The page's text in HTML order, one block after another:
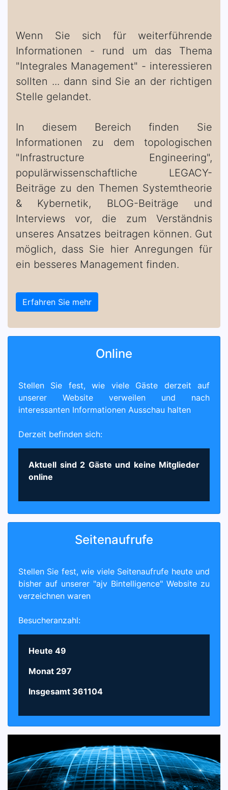
Wenn Sie sich für weiterführende
Informationen - rund um das Thema
"Integrales Management" - interessieren
sollten ... dann sind Sie an der richtigen
Stelle gelandet.
In diesem Bereich finden Sie
Informationen zu dem topologischen
"Infrastructure Engineering",
populärwissenschaftliche LEGACY-
Beiträge zu den Themen Systemtheorie
& Kybernetik, BLOG-Beiträge und
Interviews vor, die zum Verständnis
unseres Ansatzes beitragen können. Gut
möglich, dass Sie hier Anregungen für
ein besseres Management finden.
Erfahren Sie mehr
Online
Stellen Sie fest, wie viele Gäste derzeit auf
unserer Website verweilen und nach
interessanten Informationen Ausschau halten
Derzeit befinden sich:
Aktuell sind 2 Gäste und keine Mitglieder
online
Seitenaufrufe
Stellen Sie fest, wie viele Seitenaufrufe heute und
bisher auf unserer "ajv Bintelligence" Website zu
verzeichnen waren
Besucheranzahl:
Heute 49
Monat 297
Insgesamt 361104